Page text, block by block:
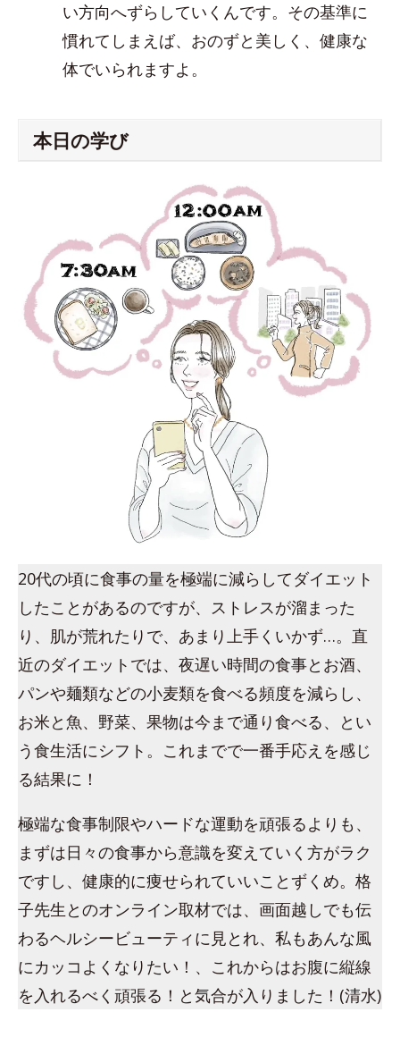
い方向へずらしていくんです。その基準に
慣れてしまえば、おのずと美しく、健康な
体でいられますよ。
本日の学び
20代の頃に食事の量を極端に減らしてダイエット
したことがあるのですが、ストレスが溜まった
り、肌が荒れたりで、あまり上手くいかず…。直
近のダイエットでは、夜遅い時間の食事とお酒、
パンや麺類などの小麦類を食べる頻度を減らし、
お米と魚、野菜、果物は今まで通り食べる、とい
う食生活にシフト。これまでで一番手応えを感じ
る結果に！
極端な食事制限やハードな運動を頑張るよりも、
まずは日々の食事から意識を変えていく方がラク
ですし、健康的に痩せられていいことずくめ。格
子先生とのオンライン取材では、画面越しでも伝
わるヘルシービューティに見とれ、私もあんな風
にカッコよくなりたい！、これからはお腹に縦線
を入れるべく頑張る！と気合が入りました！(清水)